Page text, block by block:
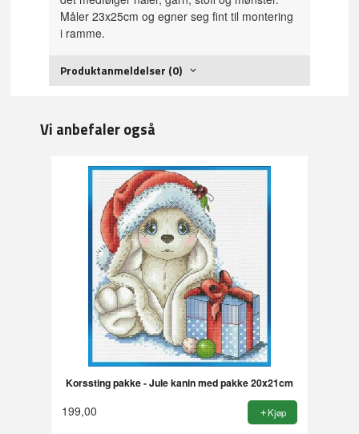
Måler 23x25cm og egner seg fint til montering
i ramme.
Produktanmeldelser (0)
Vi anbefaler også
Korssting pakke - Jule kanin med pakke 20x21cm
199,00 Kjøp